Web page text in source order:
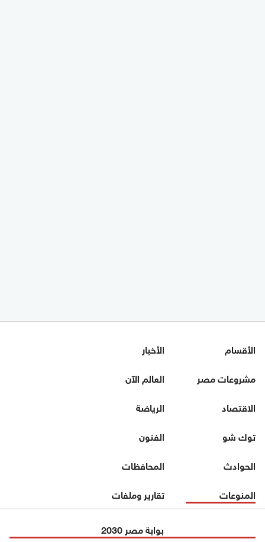
الأقسام
الأخبار
مشروعات مصر
العالم الآن
الاقتصاد
الرياضة
توك شو
الفنون
الحوادث
المحافظات
المنوعات
تقارير وملفات
بوابة مصر 2030